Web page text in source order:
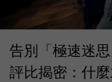
告別「極速迷
評比揭密：什